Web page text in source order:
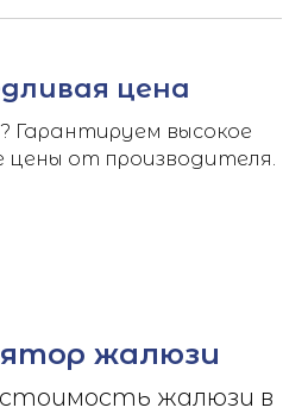
цена
Гарантируем высокое
цены от производителя.
жалюзи
жалюзи в